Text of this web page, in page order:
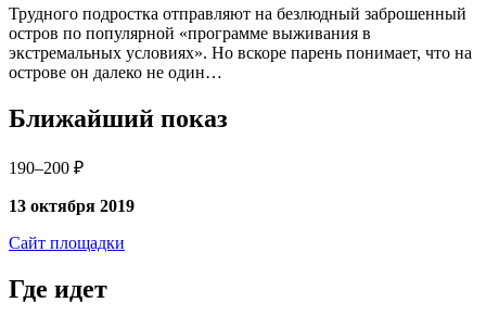
Трудного подростка отправляют на безлюдный заброшенный
остров по популярной «программе выживания в
экстремальных условиях». Но вскоре парень понимает, что на
острове он далеко не один…
Ближайший показ
190–200 ₽
13 октября 2019
Сайт площадки
Где идет